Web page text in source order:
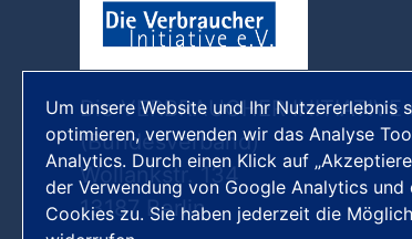
Die VERBRAUCHER INITIATIVE
(Bundesverband)
Wollankstr. 134
13187 Berlin
Um unsere Website und Ihr Nutzererlebnis
optimieren, verwenden wir das Analyse
Analytics. Durch einen Klick auf
der Verwendung von Google Analytics und
Cookies zu. Sie haben jederzeit die